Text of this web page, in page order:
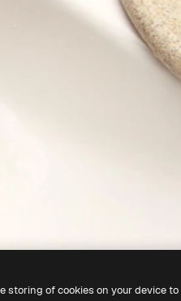
storing of cookies on your device